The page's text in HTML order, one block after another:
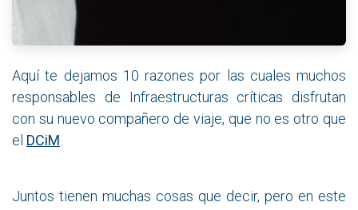
Aquí te dejamos 10 razones por las cuales muchos
responsables de Infraestructuras críticas disfrutan
con su nuevo compañero de viaje, que no es otro que
el DCiM
Juntos tienen muchas cosas que decir, pero en este